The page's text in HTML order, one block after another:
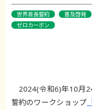
世界首長誓約 普及啓発
ゼロカーボン
2024(令和6)年10月
誓約のワークショップ